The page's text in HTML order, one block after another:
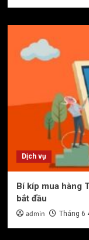
Dịch vụ
Bí kíp mua hàng
bắt đầu
admin Tháng 6